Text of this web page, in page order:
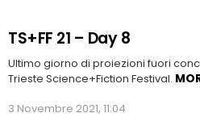
TS+FF 21 – Day 8
Ultimo giorno di proiezioni fuori
Trieste Science+Fiction Festival.
3 Novembre 2021, 11:04